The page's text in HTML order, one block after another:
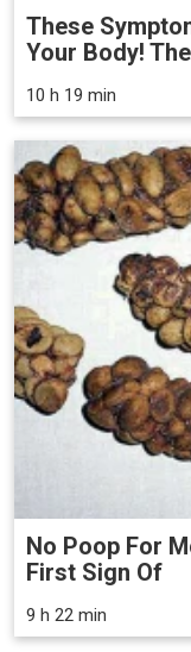
These
Your Body!
10 h 19 min
No Poop For
First Sign Of
9 h 22 min